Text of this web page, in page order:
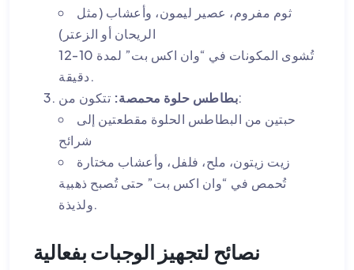
ثوم مفروم، عصير ليمون، وأعشاب (مثل
الريحان أو الزعتر)
تُشوى المكونات في “وان اكس بت” لمدة 10-12
دقيقة.
بطاطس حلوة محمصة:تتكون من:
حبتين من البطاطس الحلوة مقطعتين إلى
شرائح
زيت زيتون، ملح، فلفل، وأعشاب مختارة
تُحمص في “وان اكس بت” حتى تُصبح ذهبية
ولذيذة.
نصائح لتجهيز الوجبات بفعالية